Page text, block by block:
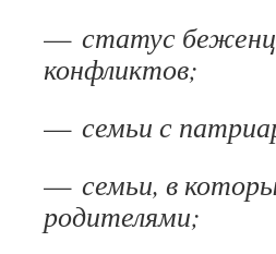
— статус
конфликтов;
— семьи с
— семьи, в
родителями;